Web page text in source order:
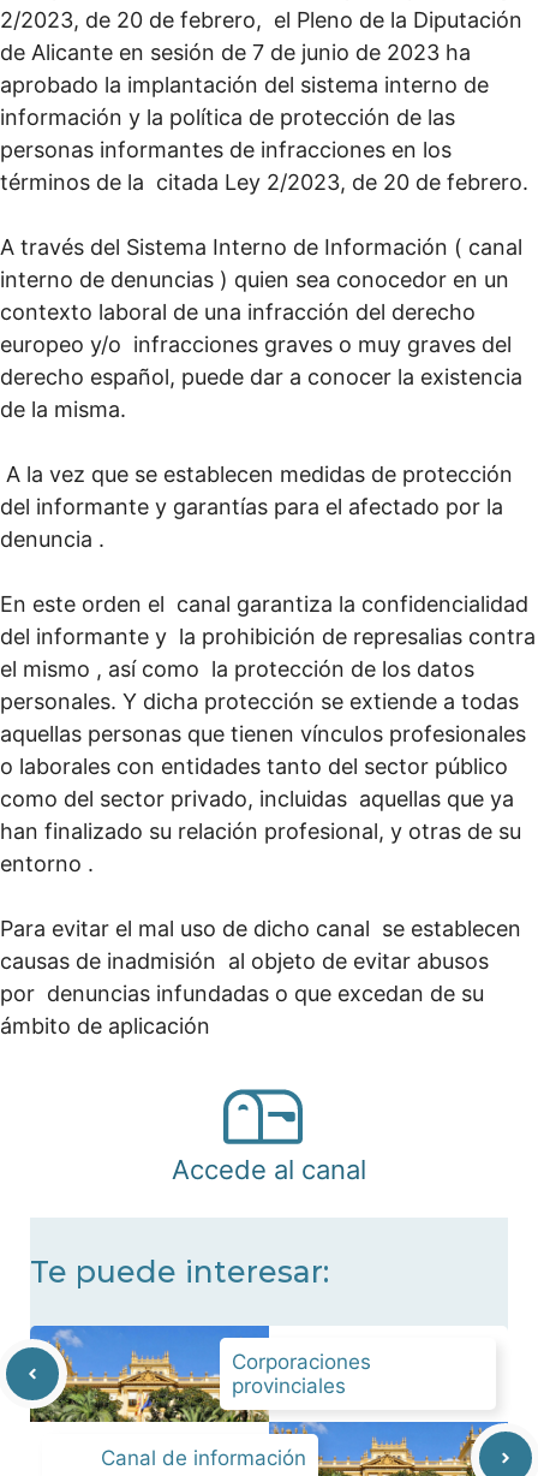
2/2023, de 20 de febrero, el Pleno de la Diputación
de Alicante en sesión de 7 de junio de 2023 ha
aprobado la implantación del sistema interno de
información y la política de protección de las
personas informantes de infracciones en los
términos de la citada Ley 2/2023, de 20 de febrero.
A través del Sistema Interno de Información ( canal
interno de denuncias ) quien sea conocedor en un
contexto laboral de una infracción del derecho
europeo y/o infracciones graves o muy graves del
derecho español, puede dar a conocer la existencia
de la misma.
A la vez que se establecen medidas de protección
del informante y garantías para el afectado por la
denuncia .
En este orden el canal garantiza la confidencialidad
del informante y la prohibición de represalias contra
el mismo , así como la protección de los datos
personales. Y dicha protección se extiende a todas
aquellas personas que tienen vínculos profesionales
o laborales con entidades tanto del sector público
como del sector privado, incluidas aquellas que ya
han finalizado su relación profesional, y otras de su
entorno .
Para evitar el mal uso de dicho canal se establecen
causas de inadmisión al objeto de evitar abusos
por denuncias infundadas o que excedan de su
ámbito de aplicación
Accede al canal
Te puede interesar:
Corporaciones
provinciales
Canal de información